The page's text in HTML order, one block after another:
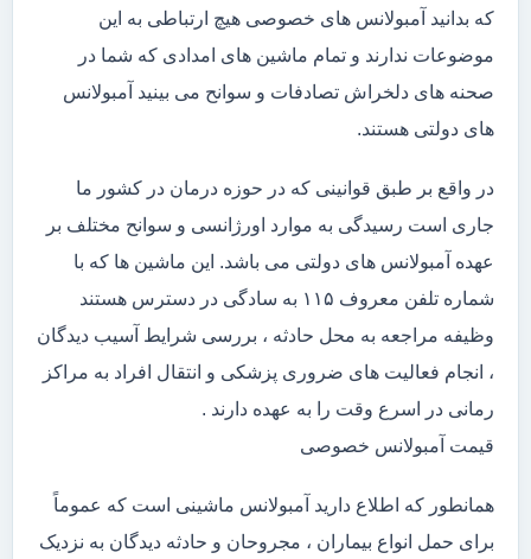
که بدانید آمبولانس های خصوصی هیچ ارتباطی به این
موضوعات ندارند و تمام ماشین های امدادی که شما در
صحنه های دلخراش تصادفات و سوانح می بینید آمبولانس
های دولتی هستند.
در واقع بر طبق قوانینی که در حوزه درمان در کشور ما
جاری است رسیدگی به موارد اورژانسی و سوانح مختلف بر
عهده آمبولانس های دولتی می باشد. این ماشین ها که با
شماره تلفن معروف ۱۱۵ به سادگی در دسترس هستند
وظیفه مراجعه به محل حادثه ، بررسی شرایط آسیب دیدگان
، انجام فعالیت های ضروری پزشکی و انتقال افراد به مراکز
رمانی در اسرع وقت را به عهده دارند .
قیمت آمبولانس خصوصی
همانطور که اطلاع دارید آمبولانس ماشینی است که عموماً
برای حمل انواع بیماران ، مجروحان و حادثه دیدگان به نزدیک